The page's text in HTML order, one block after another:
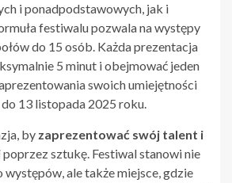
i ponadpodstawowych, jak i
festiwalu pozwala na występy
do 15 osób. Każda prezentacja
5 minut i obejmować jeden
swoich umiejętności
do 13 listopada 2025 roku.
by zaprezentować swój talent i
poprzez sztukę. Festiwal stanowi nie
ale także miejsce, gdzie